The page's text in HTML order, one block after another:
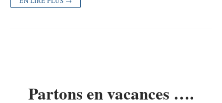
Partons en vacances ….